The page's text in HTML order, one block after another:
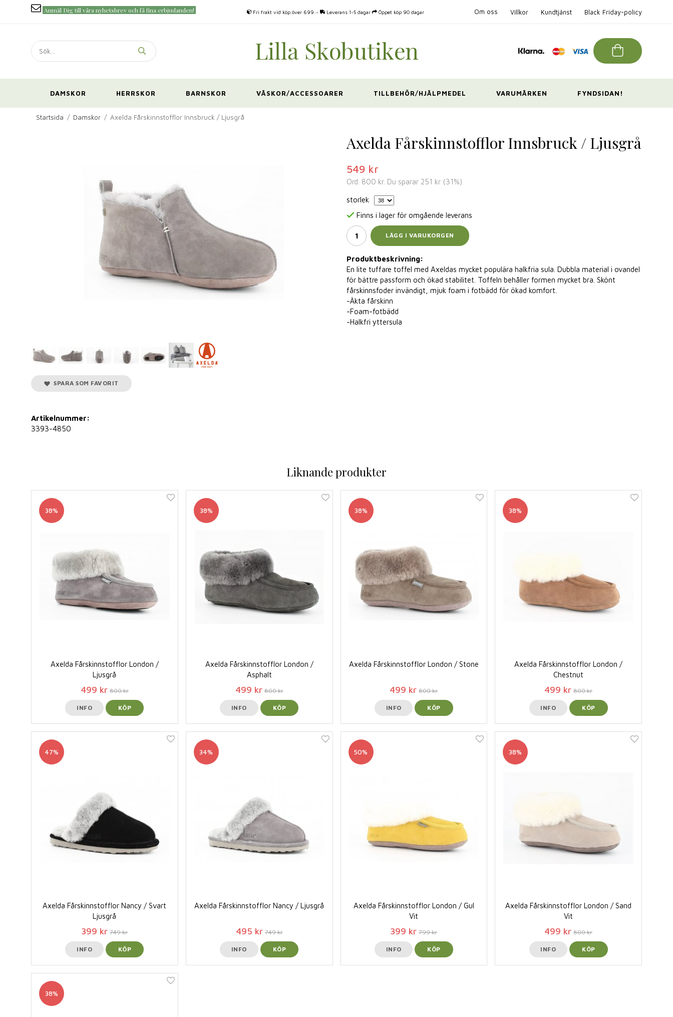
Anmäl Dig till våra nyhetsbrev och få fina erbjudanden! Fri frakt vid köp över 699:- Leverans 1-5 dagar Öppet köp 90 dagar Om oss Villkor Kundtjänst Black Friday-policy
DAMSKOR HERRSKOR BARNSKOR VÄSKOR/ACCESSOARER TILLBEHÖR/HJÄLPMEDEL VARUMÄRKEN FYNDSIDAN!
Startsida / Damskor / Axelda Fårskinnstofflor Innsbruck / Ljusgrå
Axelda Fårskinnstofflor Innsbruck / Ljusgrå
549 kr
Ord. 800 kr. Du sparar 251 kr (31%)
storlek
Finns i lager för omgående leverans
LÄGG I VARUKORGEN
Produktbeskrivning:
En lite tuffare toffel med Axeldas mycket populära halkfria sula. Dubbla material i ovandel
för bättre passform och ökad stabilitet. Toffeln behåller formen mycket bra. Skönt
fårskinnsfoder invändigt, mjuk foam i fotbädd för ökad komfort.
-Äkta fårskinn
-Foam-fotbädd
-Halkfri yttersula
SPARA SOM FAVORIT
Artikelnummer:
3393-4850
Liknande produkter
38%
Axelda Fårskinnstofflor London /
Ljusgrå
499 kr 800 kr
INFO KÖP
38%
Axelda Fårskinnstofflor London /
Asphalt
499 kr 800 kr
INFO KÖP
38%
Axelda Fårskinnstofflor London / Stone
499 kr 800 kr
INFO KÖP
38%
Axelda Fårskinnstofflor London /
Chestnut
499 kr 800 kr
INFO KÖP
47%
Axelda Fårskinnstofflor Nancy / Svart
Ljusgrå
399 kr 749 kr
INFO KÖP
34%
Axelda Fårskinnstofflor Nancy / Ljusgrå
495 kr 749 kr
INFO KÖP
50%
Axelda Fårskinnstofflor London / Gul
Vit
399 kr 799 kr
INFO KÖP
38%
Axelda Fårskinnstofflor London / Sand
Vit
499 kr 800 kr
INFO KÖP
38%